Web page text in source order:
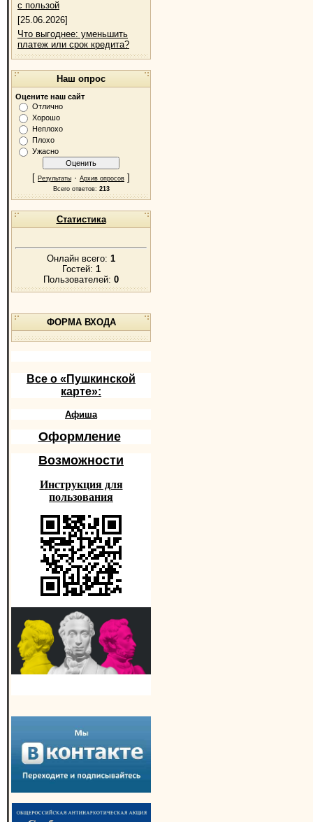
с пользой
[25.06.2026]
Что выгоднее: уменьшить
платеж или срок кредита?
Наш опрос
Оцените наш сайт
Отлично
Хорошо
Неплохо
Плохо
Ужасно
[ Результаты · Архив опросов ]
Всего ответов: 213
Статистика
Онлайн всего: 1
Гостей: 1
Пользователей: 0
ФОРМА ВХОДА
Все о «Пушкинской
карте»:
Афиша
Оформление
Возможности
Инструкция для
пользования